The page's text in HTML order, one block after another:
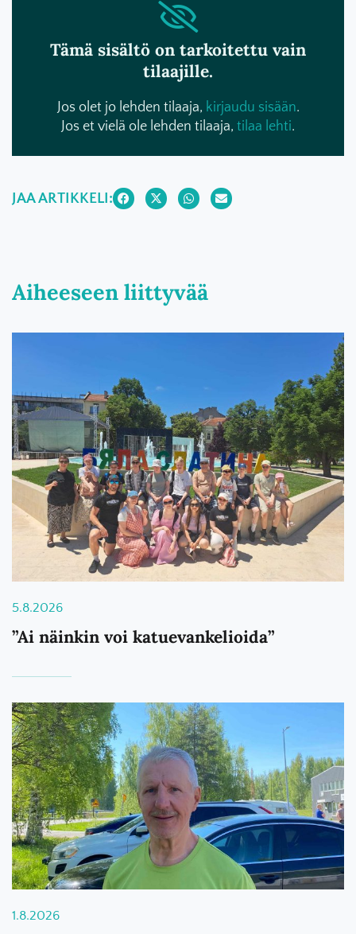
Tämä sisältö on tarkoitettu vain
tilaajille.
Jos olet jo lehden tilaaja, kirjaudu sisään.
Jos et vielä ole lehden tilaaja, tilaa lehti.
JAA ARTIKKELI:
Aiheeseen liittyvää
5.8.2026
”Ai näinkin voi katuevankelioida”
1.8.2026